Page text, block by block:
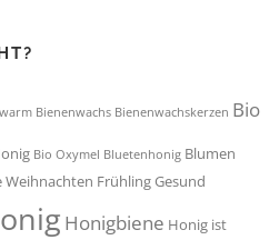
Bienenwachs Bienenwachskerzen Bio
Bio Oxymel Bluetenhonig Blumen
Weihnachten FrühlingGesund
Honigbiene Honig ist